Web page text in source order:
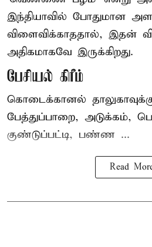
இந்தியாவில் போதுமான
விளைவிக்காததால், இதன்
அதிகமாகவே இருக்கிறது.
பேசியல் கிரீம்
கொடைக்கானல்
பேத்துப்பாறை, அடுக்கம்,
குண்டுப்பட்டி, பண்ண ...
Read